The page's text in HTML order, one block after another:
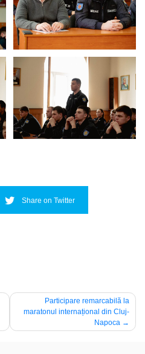
Share on Twitter
Participare remarcabilă la
maratonul internațional din Cluj-
Napoca